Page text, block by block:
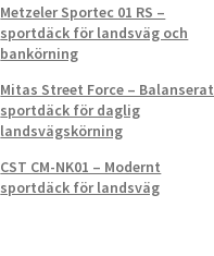
Metzeler Sportec 01 RS –
sportdäck för landsväg och
bankörning
Mitas Street Force – Balanserat
sportdäck för daglig
landsvägskörning
CST CM-NK01 – Modernt
sportdäck för landsväg